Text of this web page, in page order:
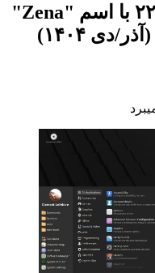
نسخه بتا لینوکس مینت ۲۲.۳ با اسم "Zena"
در نیمه اول دسامبر ۲۰۲۵ (آذر/دی ۱۴۰۴)